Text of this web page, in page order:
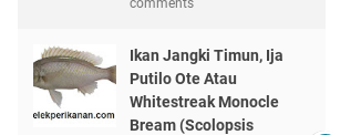
comments
Ikan Jangki Timun, Ija
Putilo Ote Atau
Whitestreak Monocle
Bream (Scolopsis